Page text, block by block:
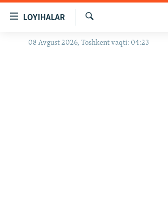
Бош
LOYIHALAR
OZODLIK SURISHTIRUVLARI
Излаш
08 Avgust 2026, Toshkent vaqti: 04:23